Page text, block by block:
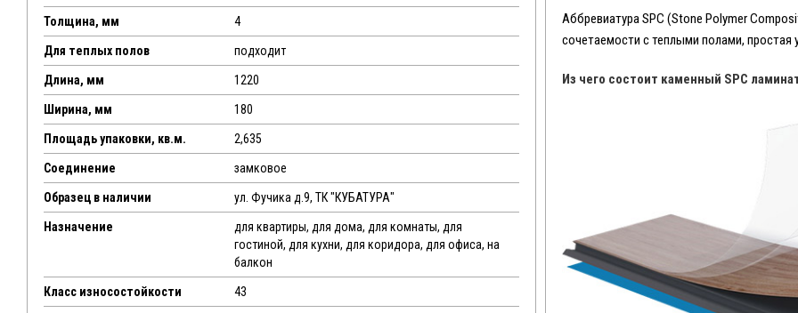
Толщина, мм 4
Для теплых полов подходит
Длина, мм 1220
Ширина, мм 180
Площадь упаковки, кв.м. 2,635
Соединение замковое
Образец в наличии ул. Фучика д.9, ТК "КУБАТУРА"
Назначение
для квартиры, для дома, для комнаты, для
гостиной, для кухни, для коридора, для офиса, на
балкон
Класс износостойкости 43
Аббревиатура SPC (Stone Polymer
сочетаемости с теплыми полами, простая
Из чего состоит каменный SPC